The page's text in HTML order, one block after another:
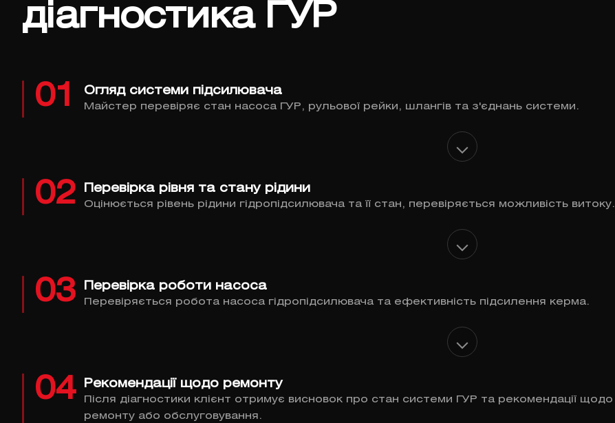
діагностика ГУР
01 Огляд системи підсилювача
Майстер перевіряє стан насоса ГУР, рульової рейки, шлангів та з'єднань системи.
02 Перевірка рівня та стану рідини
Оцінюється рівень рідини гідропідсилювача та її стан, перевіряється можливість витоку.
03 Перевірка роботи насоса
Перевіряється робота насоса гідропідсилювача та ефективність підсилення керма.
04 Рекомендації щодо ремонту
Після діагностики клієнт отримує висновок про стан системи ГУР та рекомендації щодо
ремонту або обслуговування.